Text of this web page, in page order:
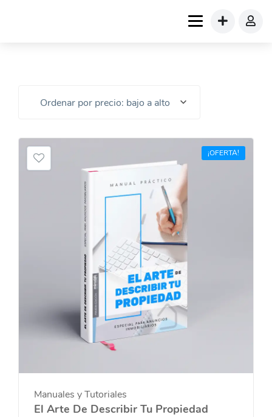
Ordenar por precio: bajo a alto
¡OFERTA!
Manuales y Tutoriales
El Arte De Describir Tu Propiedad